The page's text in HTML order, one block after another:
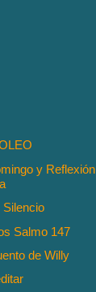
y Reflexión
Silencio
Salmo 147
de Willy